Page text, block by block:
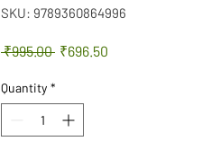
SKU: 9789360864996
₹995.00 Regular
₹696.50
Quantity *